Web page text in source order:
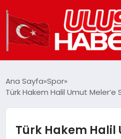
EKONOMI
Ana Sayfa Spor
Türk Hakem Halil Umut
Türk Hakem Halil